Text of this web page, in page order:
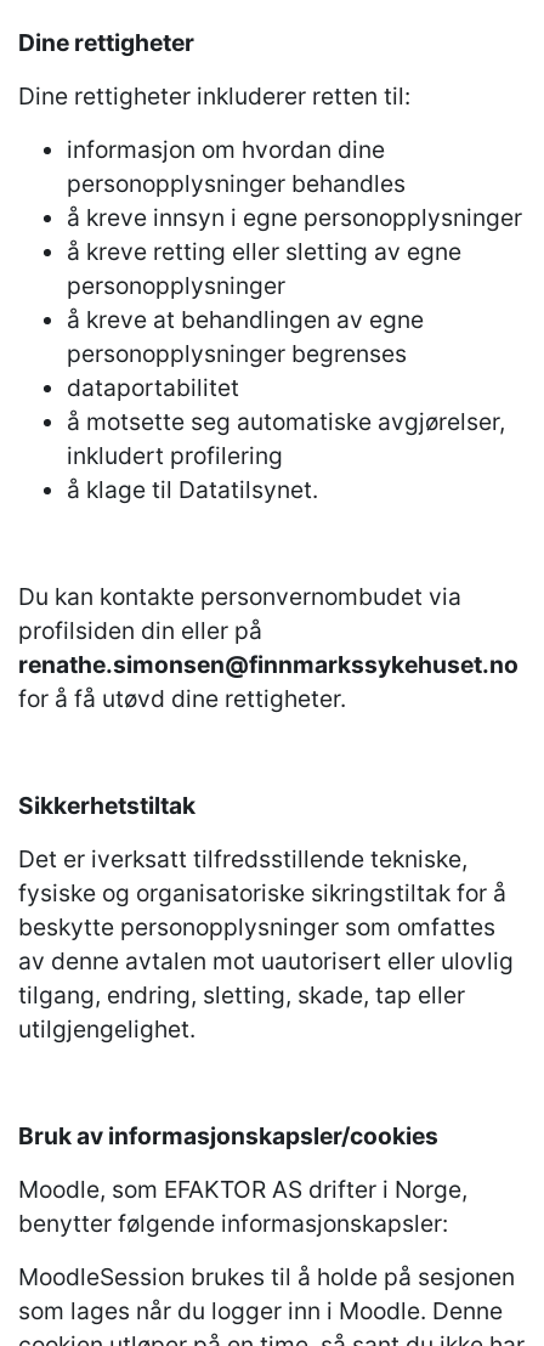
Dine rettigheter
Dine rettigheter inkluderer retten til:
informasjon om hvordan dine
personopplysninger behandles
å kreve innsyn i egne personopplysninger
å kreve retting eller sletting av egne
personopplysninger
å kreve at behandlingen av egne
personopplysninger begrenses
dataportabilitet
å motsette seg automatiske avgjørelser,
inkludert profilering
å klage til Datatilsynet.
Du kan kontakte personvernombudet via
profilsiden din eller på
renathe.simonsen@finnmarkssykehuset.no
for å få utøvd dine rettigheter.
Sikkerhetstiltak
Det er iverksatt tilfredsstillende tekniske,
fysiske og organisatoriske sikringstiltak for å
beskytte personopplysninger som omfattes
av denne avtalen mot uautorisert eller ulovlig
tilgang, endring, sletting, skade, tap eller
utilgjengelighet.
Bruk av informasjonskapsler/cookies
Moodle, som EFAKTOR AS drifter i Norge,
benytter følgende informasjonskapsler:
MoodleSession brukes til å holde på sesjonen
som lages når du logger inn i Moodle. Denne